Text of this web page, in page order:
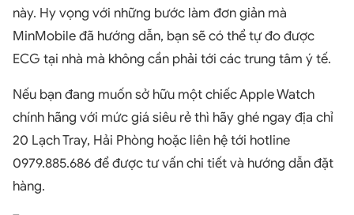
này. Hy vọng với những bước làm đơn giản mà
MinMobile đã hướng dẫn, bạn sẽ có thể tự đo được
ECG tại nhà mà không cần phải tới các trung tâm ý tế.
Nếu bạn đang muốn sở hữu một chiếc Apple Watch
chính hãng với mức giá siêu rẻ thì hãy ghé ngay địa chỉ
20 Lạch Tray, Hải Phòng hoặc liên hệ tới hotline
0979.885.686 để được tư vấn chi tiết và hướng dẫn đặt
hàng.